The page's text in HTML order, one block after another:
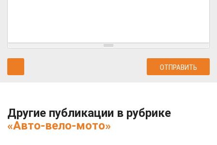
Другие публикации в рубрике
«Авто-вело-мото»